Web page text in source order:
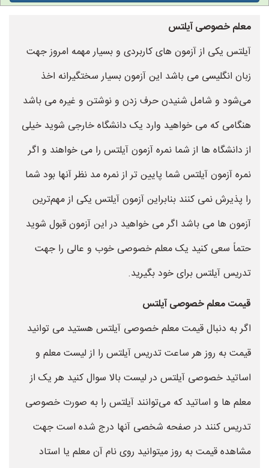
معلم خصوصی آیلتس
آیلتس یکی از آزمون های کاربردی و بسیار مهمه امروز جهت
زبان انگلیسی می باشد این آزمون بسیار سختگیرانه اخذ
می‌شود و شامل شنیدن حرف زدن و نوشتن و غیره می باشد
هنگامی که می خواهید وارد یک دانشگاه خارجی شوید خیلی
از دانشگاه ها از شما نمره آزمون آیلتس را می خواهند و اگر
نمره آزمون آیلتس شما پایین تر از نمره مد نظر آنها بود شما
را پذیرش نمی کنند بنابراین آزمون آیلتس یکی از مهم‌ترین
آزمون ها می باشد اگر می خواهید در این آزمون قبول شوید
حتماً سعی کنید یک معلم خصوصی خوب و عالی را جهت
تدریس آیلتس برای خود بگیرید.
قیمت معلم خصوصی آیلتس
اگر به دنبال قیمت معلم خصوصی آیلتس هستید می توانید
قیمت به روز هر ساعت تدریس آیلتس را از لیست معلم و
اساتید خصوصی آیلتس در لیست بالا سوال کنید هر یک از
معلم ها و اساتید که می‌توانند آیلتس را به صورت خصوصی
تدریس کنند در صفحه شخصی آنها درج شده است جهت
مشاهده قیمت به روز میتوانید روی نام آن معلم یا استاد